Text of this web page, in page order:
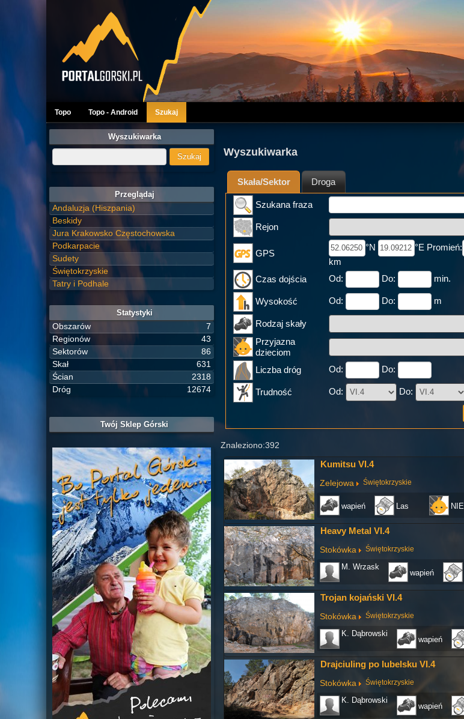
Topo Topo - Android Szukaj
Wyszukiwarka
Skała/Sektor Droga
Szukana fraza
Rejon
GPS
°N
°E Promień:
km
Czas dojścia
Od: Do: min.
Wysokość Od: Do: m
Rodzaj skały
Przyjazna
dzieciom
Liczba dróg
Od: Do:
Trudność Od: Do:
Znaleziono:392
Kumitsu VI.4
Zelejowa Świętokrzyskie
wapień Las NIE
Heavy Metal VI.4
Stokówka Świętokrzyskie
M. Wrzask
wapień
Trojan kojański VI.4
Stokówka Świętokrzyskie
K. Dąbrowski
wapień
Drajciuling po lubelsku VI.4
Stokówka Świętokrzyskie
K. Dąbrowski
wapień
Wyszukiwarka
Przeglądaj
Andaluzja (Hiszpania)
Beskidy
Jura Krakowsko Częstochowska
Podkarpacie
Sudety
Świętokrzyskie
Tatry i Podhale
Statystyki
Obszarów
7
Regionów
43
Sektorów
86
Skał
631
Ścian
2318
Dróg
12674
Twój Sklep Górski